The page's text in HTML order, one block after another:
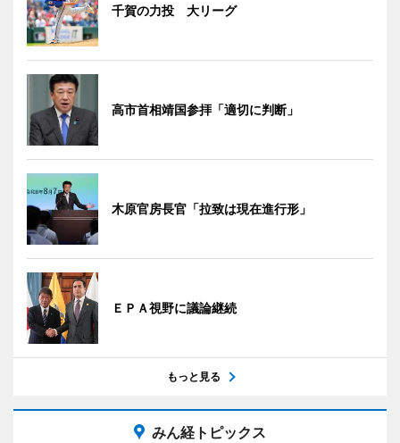
千賀の力投 大リーグ
高市首相靖国参拝「適切に判断」
木原官房長官「拉致は現在進行形」
ＥＰＡ視野に議論継続
もっと見る
みん経トピックス